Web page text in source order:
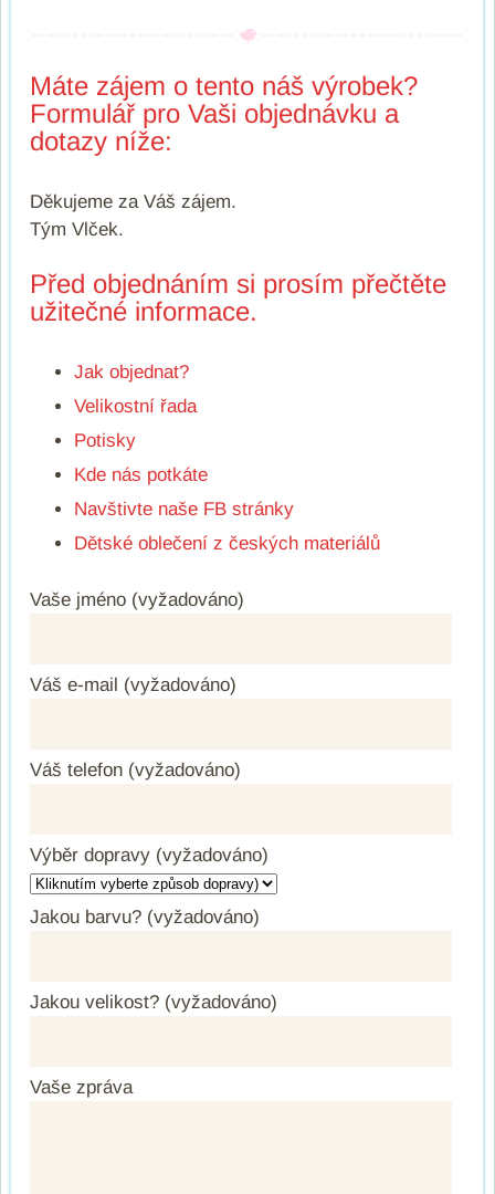
Máte zájem o tento náš výrobek?
Formulář pro Vaši objednávku a
dotazy níže:
Děkujeme za Váš zájem.
Tým Vlček.
Před objednáním si prosím přečtěte
užitečné informace.
Jak objednat?
Velikostní řada
Potisky
Kde nás potkáte
Navštivte naše FB stránky
Dětské oblečení z českých materiálů
Vaše jméno (vyžadováno)
Váš e-mail (vyžadováno)
Váš telefon (vyžadováno)
Výběr dopravy (vyžadováno)
Jakou barvu? (vyžadováno)
Jakou velikost? (vyžadováno)
Vaše zpráva